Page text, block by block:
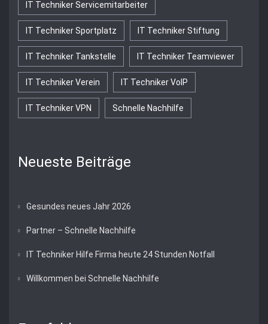
IT Techniker Servicemitarbeiter
IT Techniker Sportplatz IT Techniker Stiftung
IT Techniker Tankstelle IT Techniker Teamviewer
IT Techniker Verein IT Techniker VoIP
IT Techniker VPN Schnelle Nachhilfe
Neueste Beiträge
Gesundes neues Jahr 2026
Partner – Schnelle Nachhilfe
IT Techniker Hilfe Firma heute 24 Stunden Notfall
Willkommen bei Schnelle Nachhilfe